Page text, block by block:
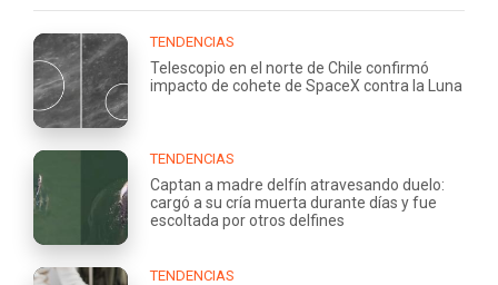
TENDENCIAS
Telescopio en el norte de Chile confirmó
impacto de cohete de SpaceX contra la Luna
TENDENCIAS
Captan a madre delfín atravesando duelo:
cargó a su cría muerta durante días y fue
escoltada por otros delfines
TENDENCIAS